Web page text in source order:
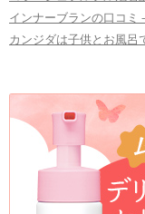
インナーブランの口コミ
カンジダは子供とお風呂